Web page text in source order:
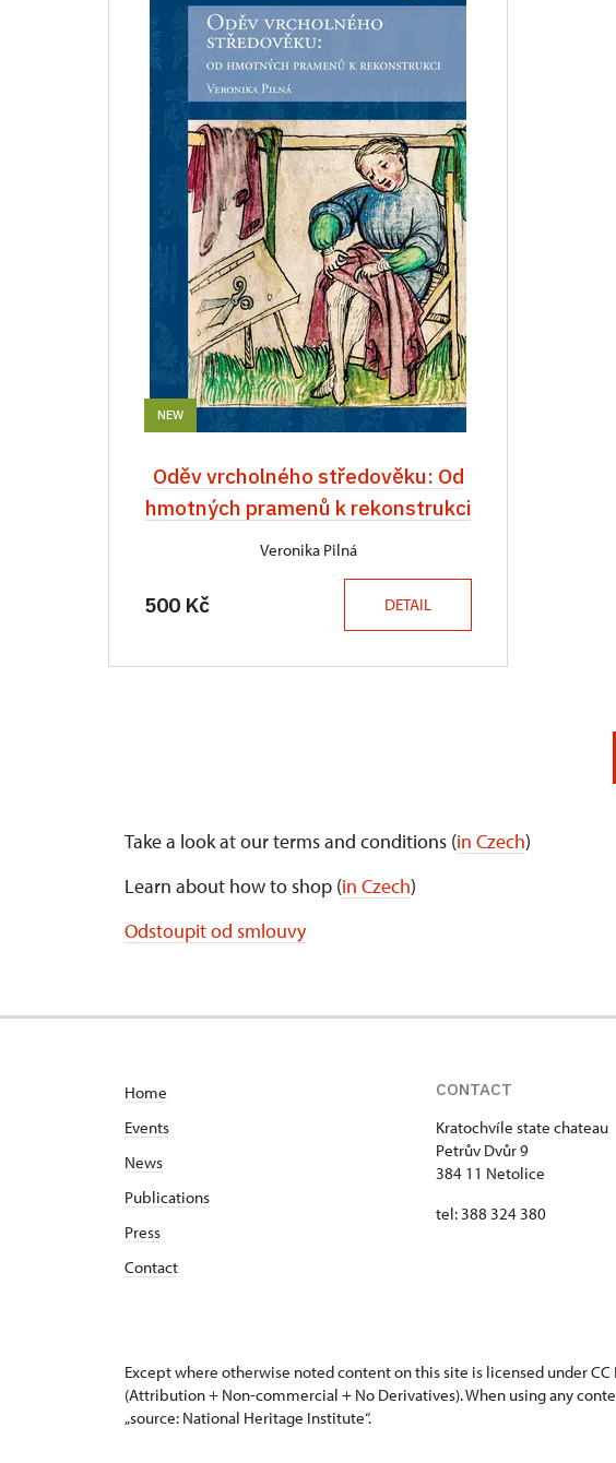
NEW
Oděv vrcholného středověku: Od
hmotných pramenů k rekonstrukci
Veronika Pilná
500 Kč DETAIL
Take a look at our terms and conditions (in Czech)
Learn about how to shop (in Czech)
Odstoupit od smlouvy
Home
Events
News
Publications
Press
Contact
CONTACT
Kratochvíle state chateau
Petrův Dvůr 9
384 11 Netolice
tel: 388 324 380
Except where otherwise noted content on this site is licensed under CC
(Attribution + Non-commercial + No Derivatives). When using any
„source: National Heritage Institute“.